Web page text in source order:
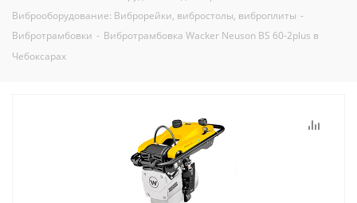
Виброоборудование: Виброрейки, вибростолы, виброплиты -
Вибротрамбовки - Вибротрамбовка Wacker Neuson BS 60-2plus в
Чебоксарах